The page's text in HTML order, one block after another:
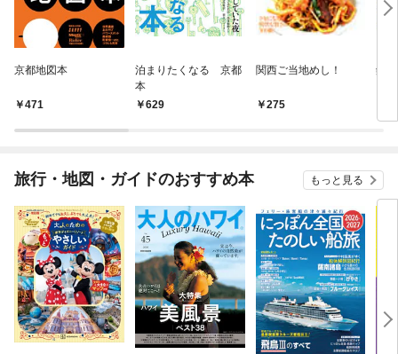
京都地図本
471
泊まりたくなる 京都
本
629
関西ご当地めし！
275
銀
旅行・地図・ガイドのおすすめ本 もっと見る